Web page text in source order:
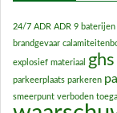
24/7 ADR ADR 9 baterijen
brandgevaar
explosief materiaal ghs
parkeerplaats parkeren
smeerpunt verboden